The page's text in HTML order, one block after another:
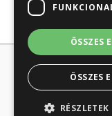
ÖSSZES
ÖSSZES
RÉSZLETEK